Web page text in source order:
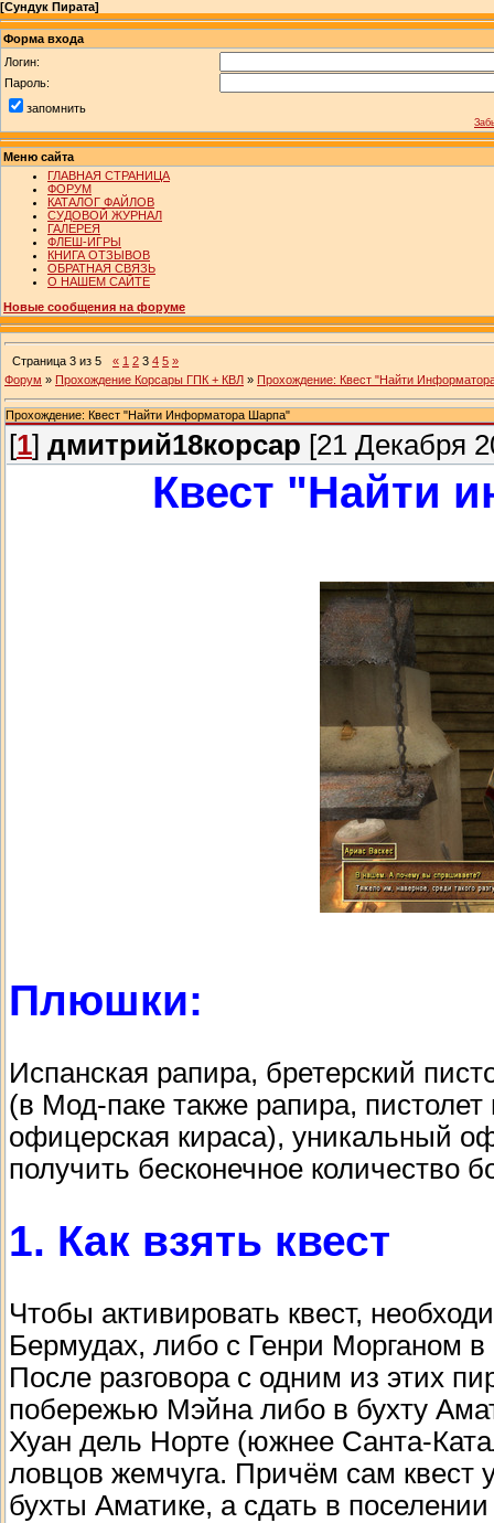
[Сундук Пирата]
Форма входа
Логин:
Пароль:
запомнить
Меню сайта
ГЛАВНАЯ СТРАНИЦА
ФОРУМ
КАТАЛОГ ФАЙЛОВ
СУДОВОЙ ЖУРНАЛ
ГАЛЕРЕЯ
ФЛЕШ-ИГРЫ
КНИГА ОТЗЫВОВ
ОБРАТНАЯ СВЯЗЬ
О НАШЕМ САЙТЕ
Новые сообщения на форуме
Страница 3 из 5 « 1 2 3 4 5 »
Форум » Прохождение Корсары ГПК + КВЛ » Прохождение: Квест "Найти
Прохождение: Квест "Найти Информатора Шарпа"
[1] дмитрий18корсар [21 Декабря
Квест "Найти
Плюшки:
Испанская рапира, бретерский
(в Мод-паке также рапира,
офицерская кираса), уникальный
получить бесконечное
1. Как взять квест
Чтобы активировать квест,
Бермудах, либо с Генри Морганом
После разговора с одним из этих
побережью Мэйна либо в бухту
Хуан дель Норте (южнее Санта-
ловцов жемчуга. Причём сам квест
бухты Аматике, а сдать в